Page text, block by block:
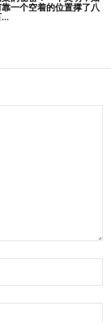
一个空着的位置撑了八